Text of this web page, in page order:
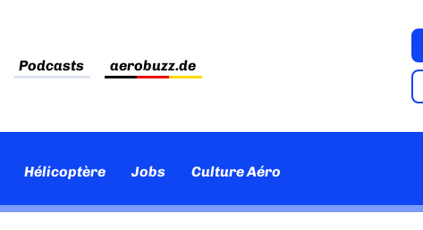
Podcasts aerobuzz.de
Hélicoptère Jobs Culture Aéro